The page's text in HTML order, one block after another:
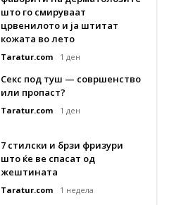
што го смируваат
црвенилото и ја штитат
кожата во лето
Taratur.com 1 ден
Секс под туш — совршенство
или пропаст?
Taratur.com 1 ден
7 стилски и брзи фризури
што ќе ве спасат од
жештината
Taratur.com 1 недела